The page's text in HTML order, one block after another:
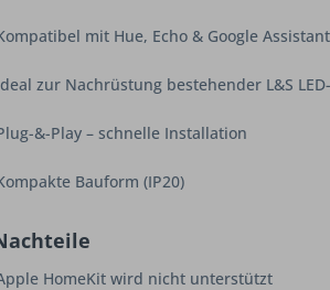
mit Hue, Echo & Google Assistant
zur Nachrüstung bestehender L&S
&-Play – schnelle Installation
Bauform (IP20)
HomeKit wird nicht unterstützt